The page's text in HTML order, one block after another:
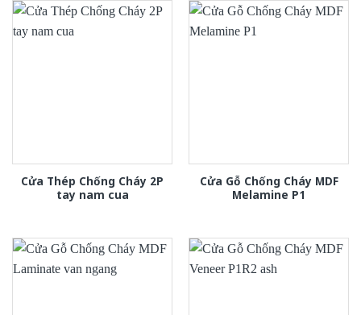
Cửa Thép Chống Cháy 2P
tay nam cua
Cửa Gỗ Chống Cháy MDF
Melamine P1